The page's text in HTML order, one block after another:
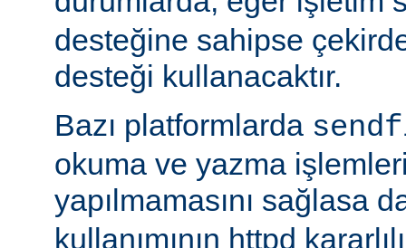
desteğine sahipse
desteği kullanacaktır.
Bazı platformlarda
okuma ve yazma
yapılmamasını sağlasa
kullanımının httpd